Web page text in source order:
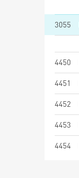
3055
4450
4451
4452
4453
4454